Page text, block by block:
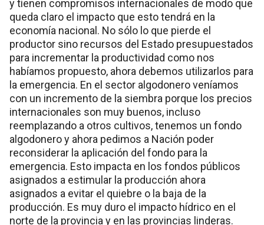
y tienen compromisos internacionales de modo que
queda claro el impacto que esto tendrá en la
economía nacional. No sólo lo que pierde el
productor sino recursos del Estado presupuestados
para incrementar la productividad como nos
habíamos propuesto, ahora debemos utilizarlos para
la emergencia. En el sector algodonero veníamos
con un incremento de la siembra porque los precios
internacionales son muy buenos, incluso
reemplazando a otros cultivos, tenemos un fondo
algodonero y ahora pedimos a Nación poder
reconsiderar la aplicación del fondo para la
emergencia. Esto impacta en los fondos públicos
asignados a estimular la producción ahora
asignados a evitar el quiebre o la baja de la
producción. Es muy duro el impacto hídrico en el
norte de la provincia y en las provincias linderas.